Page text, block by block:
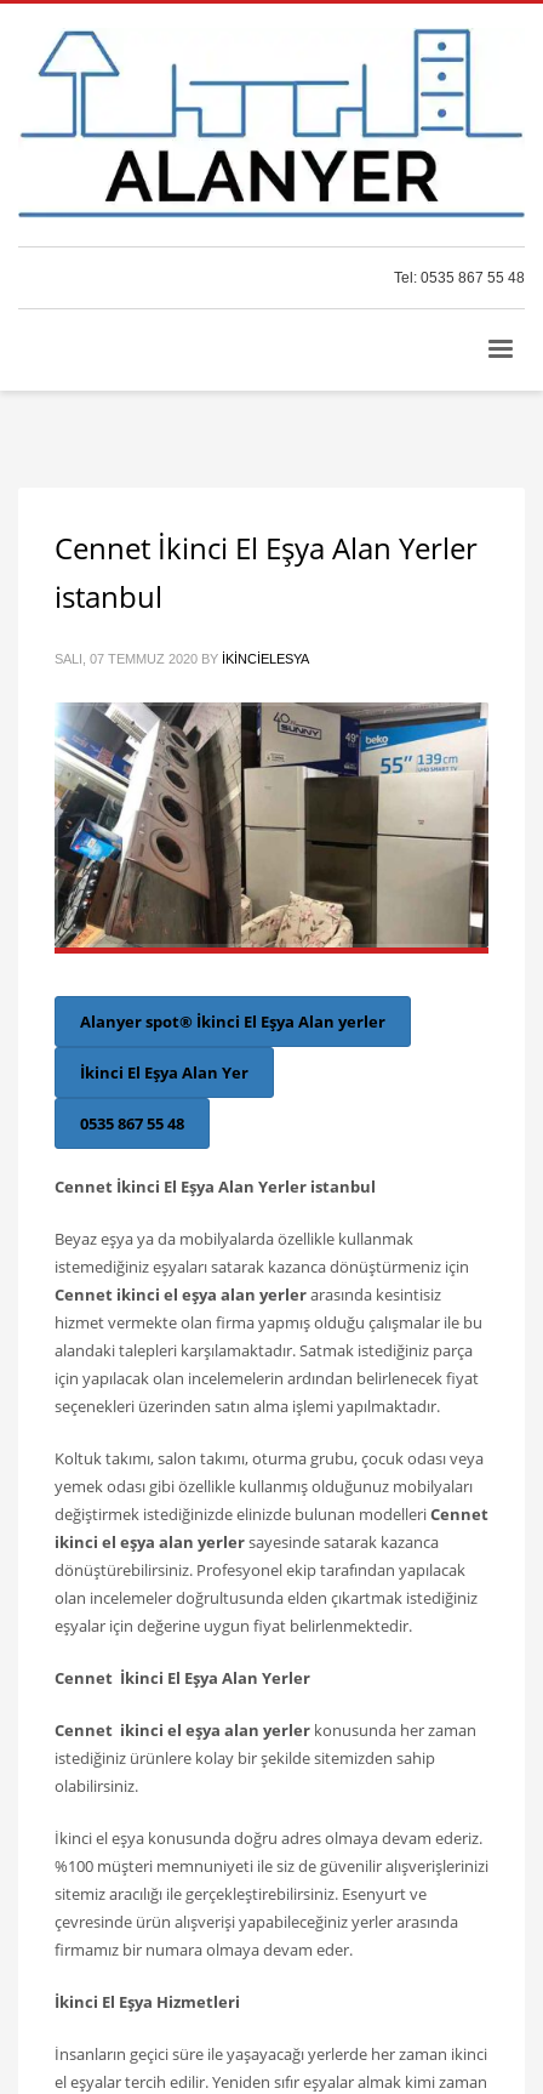
Tel: 0535 867 55 48
Cennet İkinci El Eşya Alan Yerler
istanbul
SALI, 07 TEMMUZ 2020 BY IKINCIELESYA
Alanyer spot® İkinci El Eşya Alan yerler
İkinci El Eşya Alan Yer
0535 867 55 48
Cennet İkinci El Eşya Alan Yerler istanbul
Beyaz eşya ya da mobilyalarda özellikle kullanmak
istemediğiniz eşyaları satarak kazanca dönüştürmeniz için
Cennet ikinci el eşya alan yerlerarasında kesintisiz
hizmet vermekte olan firma yapmış olduğu çalışmalar ile bu
alandaki talepleri karşılamaktadır. Satmak istediğiniz parça
için yapılacak olan incelemelerin ardından belirlenecek fiyat
seçenekleri üzerinden satın alma işlemi yapılmaktadır.
Koltuk takımı, salon takımı, oturma grubu, çocuk odası veya
yemek odası gibi özellikle kullanmış olduğunuz mobilyaları
değiştirmek istediğinizde elinizde bulunan modelleriCennet
ikinci el eşya alan yerlersayesinde satarak kazanca
dönüştürebilirsiniz. Profesyonel ekip tarafından yapılacak
olan incelemeler doğrultusunda elden çıkartmak istediğiniz
eşyalar için değerine uygun fiyat belirlenmektedir.
Cennet İkinci El Eşya Alan Yerler
Cennet ikinci el eşya alan yerler konusunda her zaman
istediğiniz ürünlere kolay bir şekilde sitemizden sahip
olabilirsiniz.
İkinci el eşya konusunda doğru adres olmaya devam ederiz.
%100 müşteri memnuniyeti ile siz de güvenilir alışverişlerinizi
sitemiz aracılığı ile gerçekleştirebilirsiniz. Esenyurt ve
çevresinde ürün alışverişi yapabileceğiniz yerler arasında
firmamız bir numara olmaya devam eder.
İkinci El Eşya Hizmetleri
İnsanların geçici süre ile yaşayacağı yerlerde her zaman ikinci
el eşyalar tercih edilir. Yeniden sıfır eşyalar almak kimi zaman